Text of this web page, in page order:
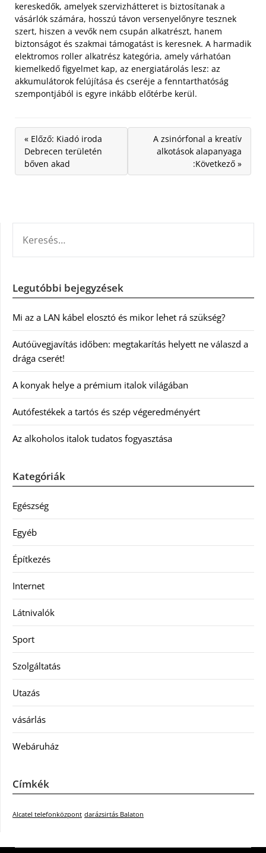
kereskedők, amelyek szervizhátteret is biztosítanak a
vásárlók számára, hosszú távon versenyelőnyre tesznek
szert, hiszen a vevők nem csupán alkatrészt, hanem
biztonságot és szakmai támogatást is keresnek. A harmadik
elektromos roller alkatrész kategória, amely várhatóan
kiemelkedő figyelmet kap, az energiatárolás lesz: az
akkumulátorok felújítása és cseréje a fenntarthatóság
szempontjából is egyre inkább előtérbe kerül.
« Előző: Kiadó iroda
Debrecen területén
bőven akad
A zsinórfonal a kreatív
alkotások alapanyaga
:Következő »
Legutóbbi bejegyzések
Mi az a LAN kábel elosztó és mikor lehet rá szükség?
Autóüvegjavítás időben: megtakarítás helyett ne válaszd a
drága cserét!
A konyak helye a prémium italok világában
Autófestékek a tartós és szép végeredményért
Az alkoholos italok tudatos fogyasztása
Kategóriák
Egészség
Egyéb
Építkezés
Internet
Látnivalók
Sport
Szolgáltatás
Utazás
vásárlás
Webáruház
Címkék
Alcatel telefonközpont darázsirtás Balaton